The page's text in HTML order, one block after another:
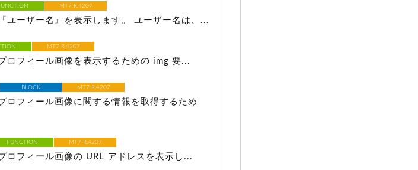
MT7 R.4207
ユーザー名』を表示します。 ユーザー名は、...
MT7 R.4207
ロフィール画像を表示するための img 要...
BLOCK MT7 R.4207
ロフィール画像に関する情報を取得するため
FUNCTION MT7 R.4207
ロフィール画像の URL アドレスを表示し...